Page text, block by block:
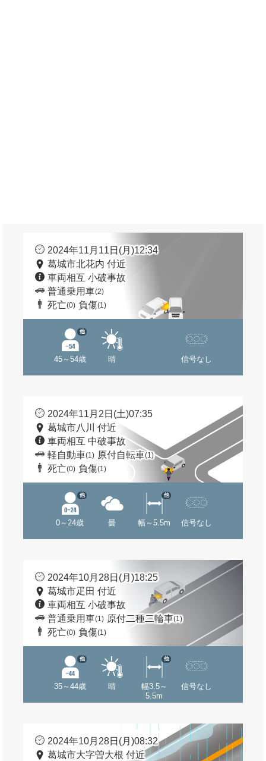
2024年11月11日(月)12:34
葛城市北花内 付近
車両相互 小破事故
普通乗用車(2)
死亡(0) 負傷(1)
45～54歳
他
晴 信号なし
2024年11月2日(土)07:35
葛城市八川 付近
車両相互 中破事故
軽自動車(1) 原付自転車(1)
死亡(0) 負傷(1)
0～24歳
他
曇 幅～5.5m
他
信号なし
2024年10月28日(月)18:25
葛城市疋田 付近
車両相互 小破事故
普通乗用車(1) 原付二種二輪車(1)
死亡(0) 負傷(1)
35～44歳
他
晴
幅3.5～
5.5m
他
信号なし
2024年10月28日(月)08:32
葛城市大字曽大根 付近